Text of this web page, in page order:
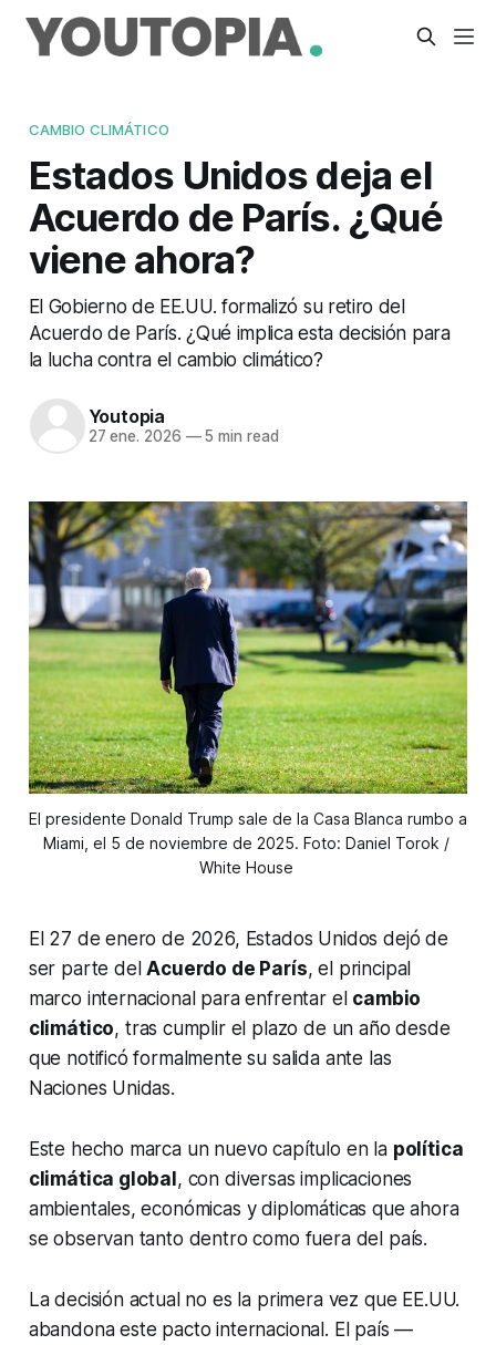
CAMBIO CLIMÁTICO
Estados Unidos deja el
Acuerdo de París. ¿Qué
viene ahora?
El Gobierno de EE.UU. formalizó su retiro del
Acuerdo de París. ¿Qué implica esta decisión para
la lucha contra el cambio climático?
Youtopia
27 ene. 2026 —5 min read
El presidente Donald Trump sale de la Casa Blanca rumbo a
Miami, el 5 de noviembre de 2025. Foto: Daniel Torok /
White House
El 27 de enero de 2026, Estados Unidos dejó de
ser parte delAcuerdo de París, el principal
marco internacional para enfrentar el cambio
climático, tras cumplir el plazo de un año desde
que notificó formalmente su salida ante las
Naciones Unidas.
Este hecho marca un nuevo capítulo en la política
climática global , con diversas implicaciones
ambientales, económicas y diplomáticas que ahora
se observan tanto dentro como fuera del país.
La decisión actual no es la primera vez que EE.UU.
abandona este pacto internacional. El país —